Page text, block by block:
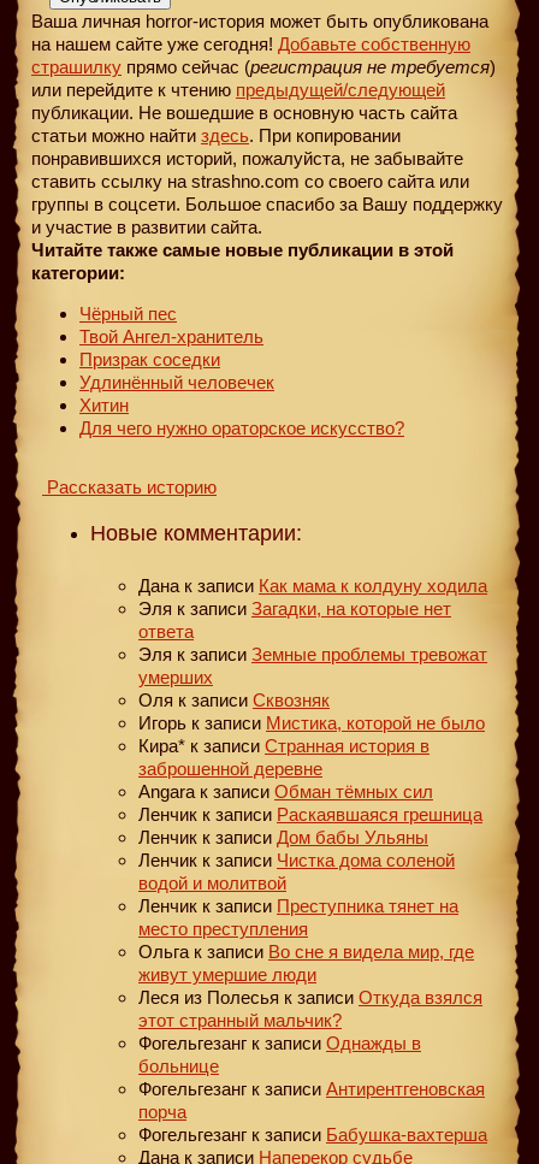
Ваша личная horror-история может быть опубликована
на нашем сайте уже сегодня! Добавьте собственную
страшилку прямо сейчас (регистрация не требуется)
или перейдите к чтению предыдущей/следующей
публикации. Не вошедшие в основную часть сайта
статьи можно найти здесь. При копировании
понравившихся историй, пожалуйста, не забывайте
ставить ссылку на strashno.com со своего сайта или
группы в соцсети. Большое спасибо за Вашу поддержку
и участие в развитии сайта.
Читайте также самые новые публикации в этой
категории:
Чёрный пес
Твой Ангел-хранитель
Призрак соседки
Удлинённый человечек
Хитин
Для чего нужно ораторское искусство?
Рассказать историю
Новые комментарии:
Дана к записи Как мама к колдуну ходила
Эля к записи Загадки, на которые нет
ответа
Эля к записи Земные проблемы тревожат
умерших
Оля к записи Сквозняк
Игорь к записи Мистика, которой не было
Кира* к записи Странная история в
заброшенной деревне
Angara к записи Обман тёмных сил
Ленчик к записи Раскаявшаяся грешница
Ленчик к записи Дом бабы Ульяны
Ленчик к записи Чистка дома соленой
водой и молитвой
Ленчик к записи Преступника тянет на
место преступления
Ольга к записи Во сне я видела мир, где
живут умершие люди
Леся из Полесья к записи Откуда взялся
этот странный мальчик?
Фогельгезанг к записи Однажды в
больнице
Фогельгезанг к записи Антирентгеновская
порча
Фогельгезанг к записи Бабушка-вахтерша
Дана к записи Наперекор судьбе